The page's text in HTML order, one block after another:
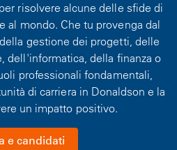
risolvere alcune delle sfide di
al mondo. Che tu provenga dal
gestione dei progetti, delle
dell'informatica, della finanza o
professionali fondamentali,
di carriera in Donaldson e la
un impatto positivo.
e candidati